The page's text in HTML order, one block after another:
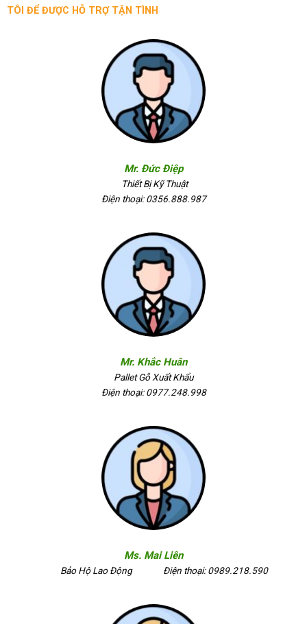
TÔI ĐỂ ĐƯỢC HỖ TRỢ TẬN TÌNH
Mr. Đức Điệp
Thiết Bị Kỹ Thuật
Điện thoại: 0356.888.987
Mr. Khắc Huân
Pallet Gỗ Xuất Khẩu
Điện thoại: 0977.248.998
Ms. Mai Liên
Bảo Hộ Lao Động Điện thoại: 0989.218.590